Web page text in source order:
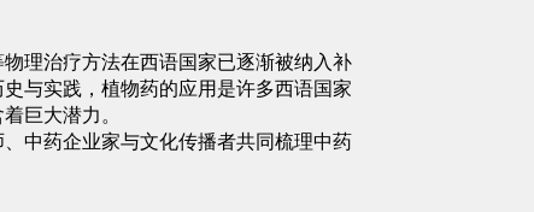
理治疗方法在西语国家已逐渐被纳入补
与实践，植物药的应用是许多西语国家
巨大潜力。
中药企业家与文化传播者共同梳理中药